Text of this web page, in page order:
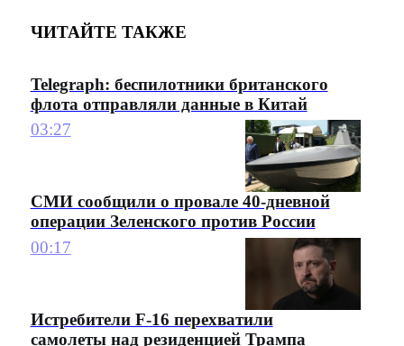
ЧИТАЙТЕ ТАКЖЕ
Telegraph: беспилотники британского
флота отправляли данные в Китай
03:27
СМИ сообщили о провале 40-дневной
операции Зеленского против России
00:17
Истребители F-16 перехватили
самолеты над резиденцией Трампа